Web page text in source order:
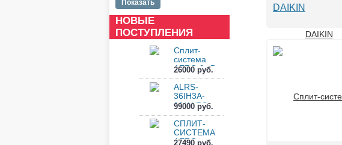
НОВЫЕ
ПОСТУПЛЕНИЯ
Сплит-
система
AERO 9 кВт
ALRS-
09IH3A-0...
26000 руб.
ALRS-
36IH3A-
02/ALRS-
36OH3A-02
99000 руб.
СПЛИТ-
СИСТЕМА
AERO
27490 руб.
DAIKIN